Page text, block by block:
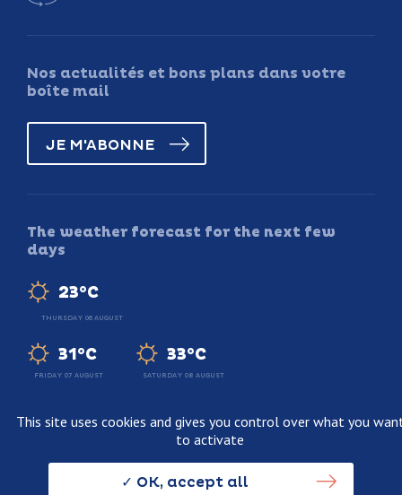
Nos actualités et bons plans dans votre
boîte mail
JE M'ABONNE
The weather forecast for the next few
days
23°C
THURSDAY 06 AUGUST
31°C
FRIDAY 07 AUGUST
33°C
SATURDAY 08 AUGUST
Personnal data usage policy
This site uses cookies and gives you control over what you
to activate
OK, accept all